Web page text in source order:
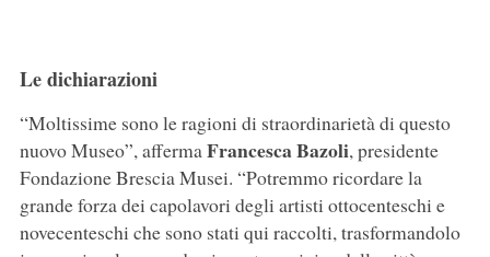
Le dichiarazioni
“Moltissime sono le ragioni di straordinarietà di questo
nuovo Museo”, affermaFrancesca Bazoli, presidente
Fondazione Brescia Musei. “Potremmo ricordare la
grande forza dei capolavori degli artisti ottocenteschi e
novecenteschi che sono stati qui raccolti, trasformandolo